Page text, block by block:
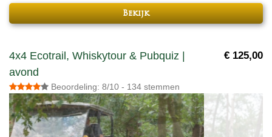
Bekijk
4x4 Ecotrail, Whiskytour & Pubquiz |
avond
€ 125,00
Beoordeling: 8/10 - 134 stemmen